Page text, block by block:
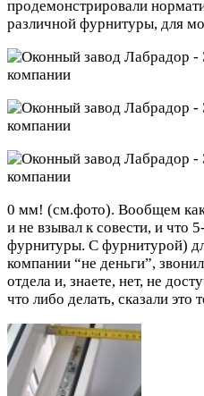
продемонстрировали
различной фурнитуры, для
0 мм! (см.фото). Вообщем
и не взывал к совести, и что
фурнитуры. С фурнитурой)
компании “не деньги”,
отдела и, знаете, нет, не
что либо делать, сказали это